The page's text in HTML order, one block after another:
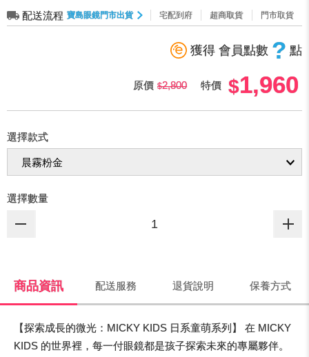
配送流程 寶島眼鏡門市出貨 宅配到府 超商取貨 門市取貨
獲得 會員點數 ? 點
原價 2,800 特價 1,960
選擇款式
選擇數量
商品資訊 配送服務 退貨說明 保養方式
【探索成長的微光：MICKY KIDS 日系童萌系列】 在 MICKY
KIDS 的世界裡，每一付眼鏡都是孩子探索未來的專屬夥伴。